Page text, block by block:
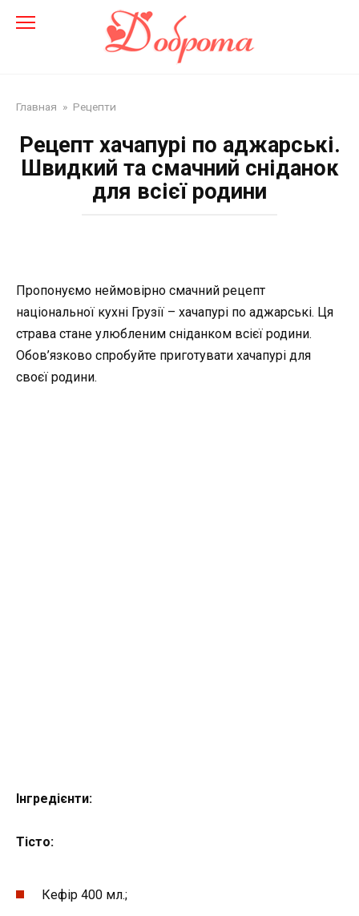
Главная » Рецепти
Рецепт хачапурі по аджарські.
Швидкий та смачний сніданок
для всієї родини
Пропонуємо неймовірно смачний рецепт
національної кухні Грузії – хачапурі по аджарські. Ця
страва стане улюбленим сніданком всієї родини.
Обов’язково спробуйте приготувати хачапурі для
своєї родини.
Інгредієнти:
Тісто:
Кефір 400 мл.;